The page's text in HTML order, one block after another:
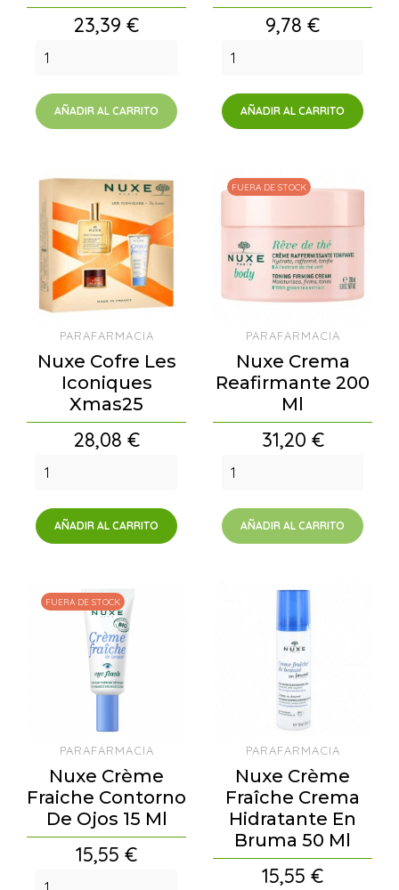
Precio
23,39 €
AÑADIR AL CARRITO
Precio
9,78 €
AÑADIR AL CARRITO
PARAFARMACIA
Nuxe Cofre Les
Iconiques
Xmas25
Precio
28,08 €
AÑADIR AL CARRITO
PARAFARMACIA
Nuxe Crema
Reafirmante 200
Ml
Precio
31,20 €
AÑADIR AL CARRITO
FUERA DE STOCK
PARAFARMACIA
Nuxe Crème
Fraiche Contorno
De Ojos 15 Ml
Precio
15,55 €
FUERA DE STOCK
PARAFARMACIA
Nuxe Crème
Fraîche Crema
Hidratante En
Bruma 50 Ml
Precio
15,55 €